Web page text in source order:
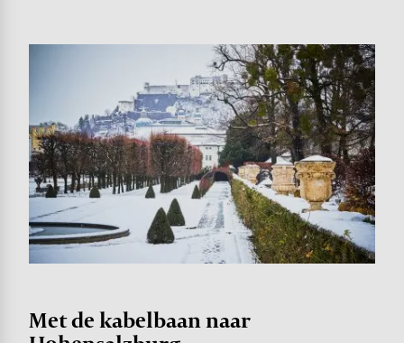
Met de kabelbaan naar